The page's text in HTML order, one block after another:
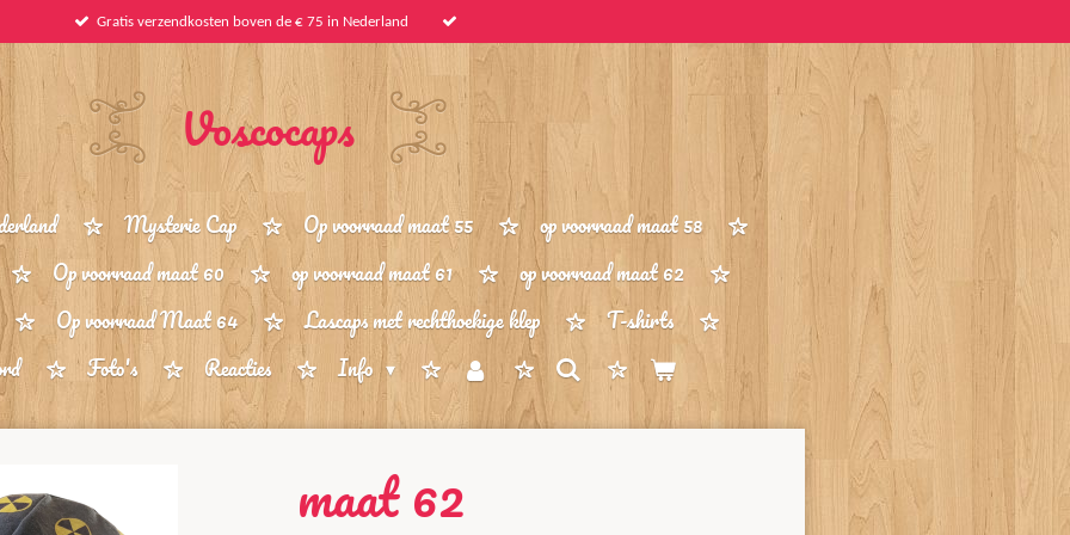
Gratis verzendkosten boven de € 75 in Nederland
Voscocaps
Mysterie Cap Op voorraad maat 55
op voorraad maat 58
Op voorraad maat 60 op voorraad maat 61
op voorraad maat 62
Op voorraad Maat 64 Lascaps met rechthoekige klep
T-shirts
Foto's Reacties Info
maat 62